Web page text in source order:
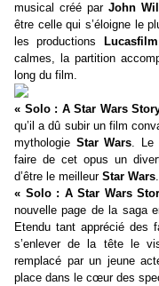
musical créé par John
être celle qui s’éloigne le
les productions
Lucasfilm
calmes, la partition
long du film.
« Solo : A Star Wars
qu’il a dû subir un film
mythologie Star Wars. Le
faire de cet opus un
d’être le meilleur Star Wars.
« Solo : A Star Wars
nouvelle page de la saga
Etendu tant apprécié des
s’enlever de la tête le
remplacé par un jeune
place dans le cœur des